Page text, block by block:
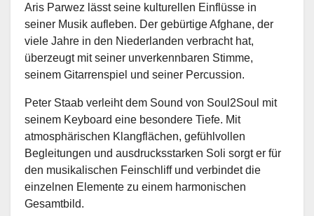
Aris Parwez lässt seine kulturellen Einflüsse in
seiner Musik aufleben. Der gebürtige Afghane, der
viele Jahre in den Niederlanden verbracht hat,
überzeugt mit seiner unverkennbaren Stimme,
seinem Gitarrenspiel und seiner Percussion.
Peter Staab verleiht dem Sound von Soul2Soul mit
seinem Keyboard eine besondere Tiefe. Mit
atmosphärischen Klangflächen, gefühlvollen
Begleitungen und ausdrucksstarken Soli sorgt er für
den musikalischen Feinschliff und verbindet die
einzelnen Elemente zu einem harmonischen
Gesamtbild.